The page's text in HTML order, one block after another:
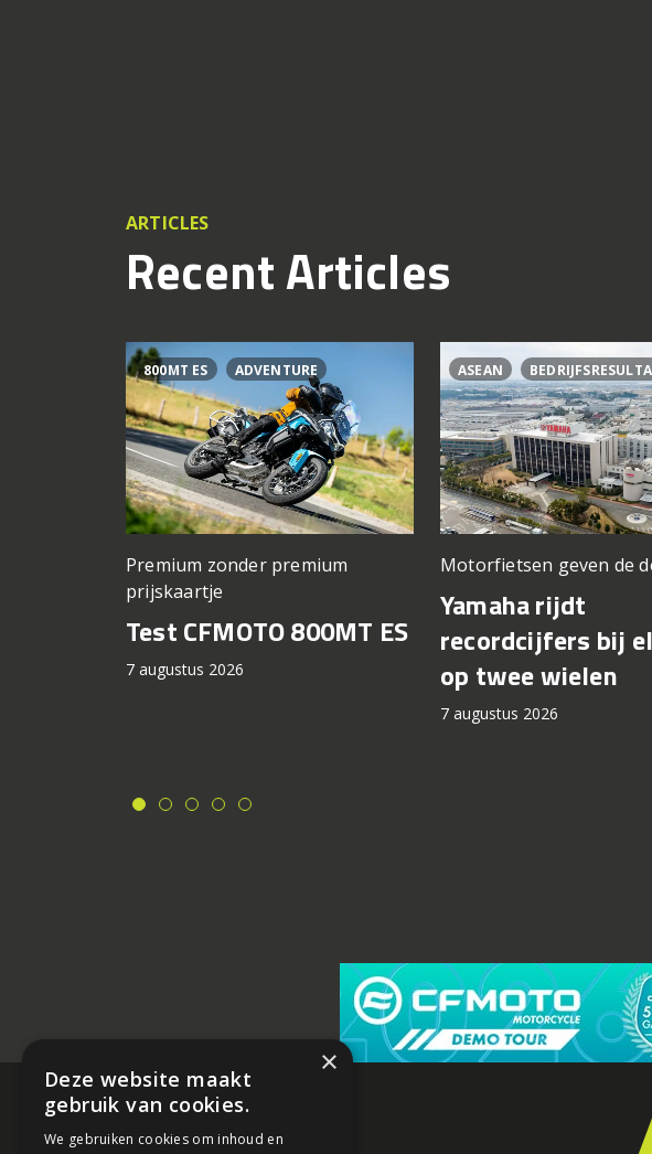
ARTICLES
Recent Articles
800MT ES ADVENTURE
Premium zonder premium
prijskaartje
Test CFMOTO 800MT ES
7 augustus 2026
ASEAN
Motorfietsen geven de
Yamaha rijdt
recordcijfers bij
op twee wielen
7 augustus 2026
×
Deze website maakt
gebruik van cookies.
We gebruiken cookies om inhoud en